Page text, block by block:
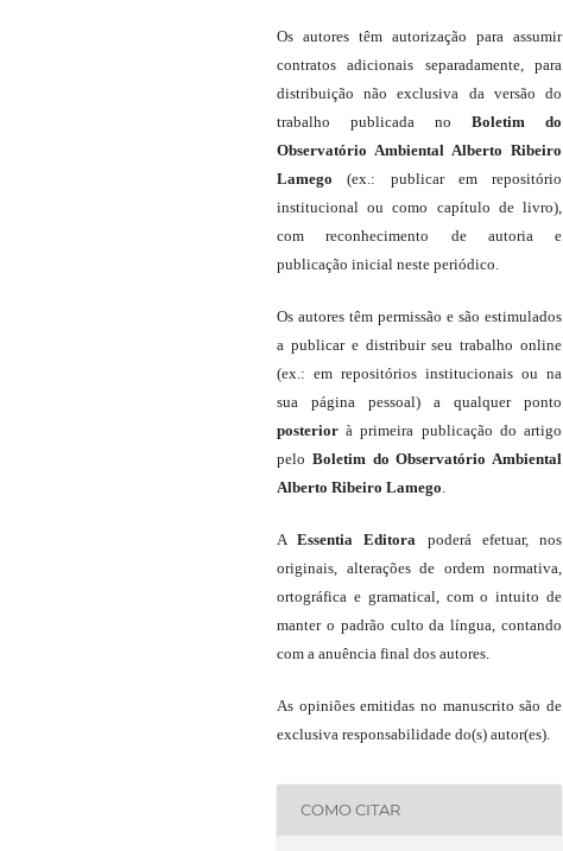
Os autores têm autorização para assumir
contratos adicionais separadamente, para
distribuição não exclusiva da versão do
trabalho publicada no Boletim do
Observatório Ambiental Alberto Ribeiro
Lamego (ex.: publicar em repositório
institucional ou como capítulo de livro),
com reconhecimento de autoria e
publicação inicial neste periódico.
Os autores têm permissão e são estimulados
a publicar e distribuir seu trabalho online
(ex.: em repositórios institucionais ou na
sua página pessoal) a qualquer ponto
posterior à primeira publicação do artigo
pelo Boletim do Observatório Ambiental
Alberto Ribeiro Lamego
AEssentia Editora poderá efetuar, nos
originais, alterações de ordem normativa,
ortográfica e gramatical, com o intuito de
manter o padrão culto da língua, contando
com a anuência final dos autores.
As opiniões emitidas no manuscrito são de
exclusiva responsabilidade do(s) autor(es).
COMO CITAR